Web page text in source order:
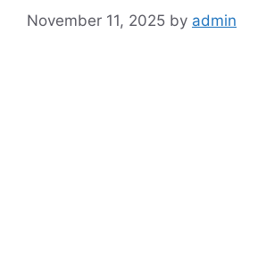
November 11, 2025 by admin